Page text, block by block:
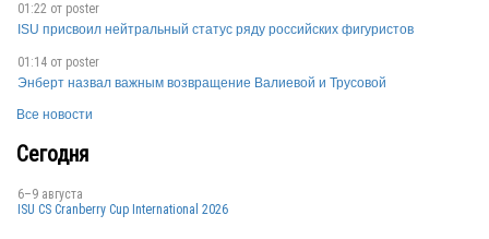
01:22 от poster
ISU присвоил нейтральный статус ряду российских фигуристов
01:14 от poster
Энберт назвал важным возвращение Валиевой и Трусовой
Все новости
Сегодня
6–9 августа
ISU CS Cranberry Cup International 2026